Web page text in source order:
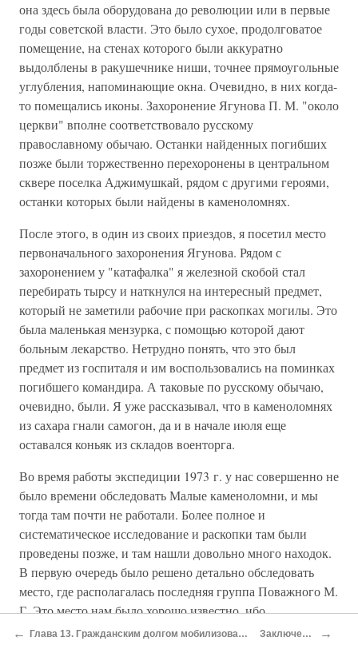
она здесь была оборудована до революции или в первые
годы советской власти. Это было сухое, продолговатое
помещение, на стенах которого были аккуратно
выдолблены в ракушечнике ниши, точнее прямоугольные
углубления, напоминающие окна. Очевидно, в них когда-
то помещались иконы. Захоронение Ягунова П. М. "около
церкви" вполне соответствовало русскому
православному обычаю. Останки найденных погибших
позже были торжественно перехоронены в центральном
сквере поселка Аджимушкай, рядом с другими героями,
останки которых были найдены в каменоломнях.
После этого, в один из своих приездов, я посетил место
первоначального захоронения Ягунова. Рядом с
захоронением у "катафалка" я железной скобой стал
перебирать тырсу и наткнулся на интересный предмет,
который не заметили рабочие при раскопках могилы. Это
была маленькая мензурка, с помощью которой дают
больным лекарство. Нетрудно понять, что это был
предмет из госпиталя и им воспользовались на поминках
погибшего командира. А таковые по русскому обычаю,
очевидно, были. Я уже рассказывал, что в каменоломнях
из сахара гнали самогон, да и в начале июля еще
оставался коньяк из складов военторга.
Во время работы экспедиции 1973 г. у нас совершенно не
было времени обследовать Малые каменоломни, и мы
тогда там почти не работали. Более полное и
систематическое исследование и раскопки там были
проведены позже, и там нашли довольно много находок.
В первую очередь было решено детально обследовать
место, где располагалась последняя группа Поважного М.
Г. Это место нам было хорошо известно, ибо
показывалось Поважным М. Г. и Ильясовым С. Ф. В
← Глава 13. Гражданским долгом мобилизованные Заключение →